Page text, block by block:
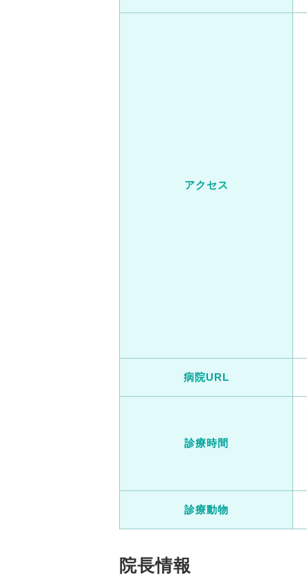
アクセス
病院URL
診療時間
診療動物
院長情報